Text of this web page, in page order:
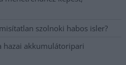
szolnoki habos isler?
hazai akkumulátoripari